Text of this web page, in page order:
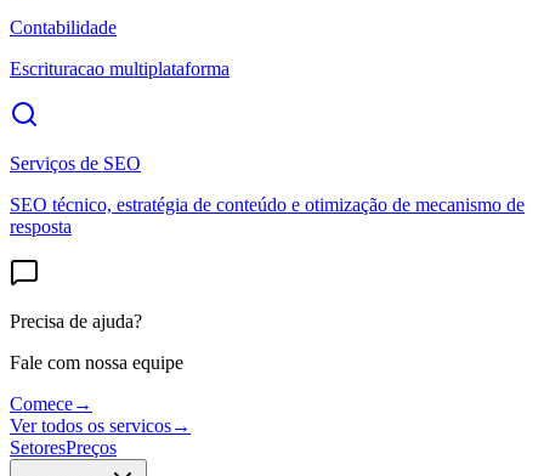
Contabilidade
Escrituracao multiplataforma
Serviços de SEO
SEO técnico, estratégia de conteúdo e otimização de mecanismo de
resposta
Precisa de ajuda?
Fale com nossa equipe
Comece→
Ver todos os servicos→
SetoresPreços